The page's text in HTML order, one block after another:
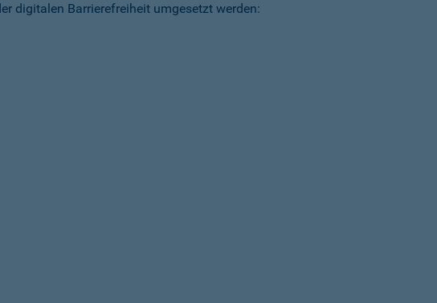
digitalen Barrierefreiheit umgesetzt werden: